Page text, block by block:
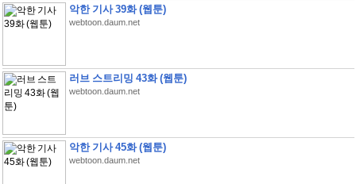
악한 기사 39화 (웹툰)
webtoon.daum.net
러브 스트리밍 43화 (웹툰)
webtoon.daum.net
악한 기사 45화 (웹툰)
webtoon.daum.net